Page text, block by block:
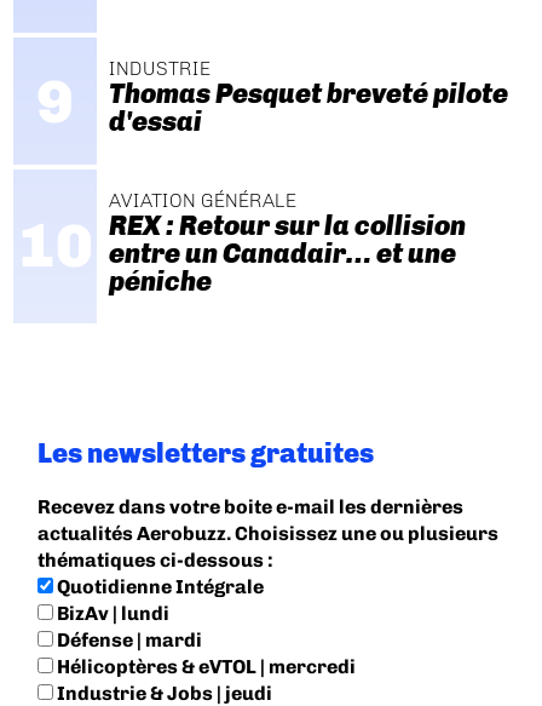
INDUSTRIE
Thomas Pesquet breveté pilote
d'essai
AVIATION GÉNÉRALE
REX : Retour sur la collision
entre un Canadair… et une
péniche
Les newsletters gratuites
Recevez dans votre boite e-mail les dernières
actualités Aerobuzz. Choisissez une ou plusieurs
thématiques ci-dessous :
Quotidienne Intégrale
BizAv | lundi
Défense | mardi
Hélicoptères & eVTOL | mercredi
Industrie & Jobs | jeudi